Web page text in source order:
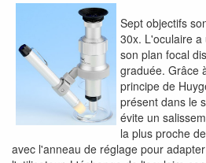
Sept objectifs
30x. L'oculaire
son plan focal
graduée. Grâce
principe de
présent dans le
évite un
la plus proche
avec l'anneau de réglage pour